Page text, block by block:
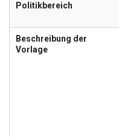
Politikbereich
Beschreibung der
Vorlage